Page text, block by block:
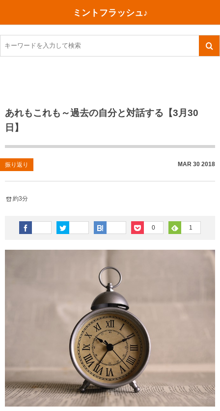
ミントフラッシュ♪
あれもこれも～過去の自分と対話する【3月30
日】
振り返り MAR 30 2018
約3分
0 1
TOEIC感想・結果
TOEIC800点への道
TOEIC（作戦・ノウハウなど）
TOEIC700点への道
英単語
その他英語関連
今日買った本
ご朱印帳めぐり
川越（埼玉県）
沖縄
神戸
行ってきたあれこれ
旅行関連あれこれ
ファスティング
コスメ
ダイエット
健康あれこれ
美容あれこれ
食べ物
今日の一枚
月、星、宇宙